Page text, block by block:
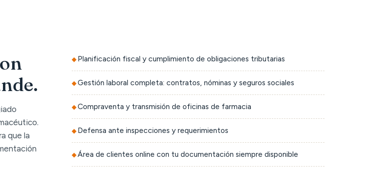
que la
Planificación fiscal y cumplimiento de obligaciones tributarias
Gestión laboral completa: contratos, nóminas y seguros sociales
Compraventa y transmisión de oficinas de farmacia
Defensa ante inspecciones y requerimientos
Área de clientes online con tu documentación siempre disponible